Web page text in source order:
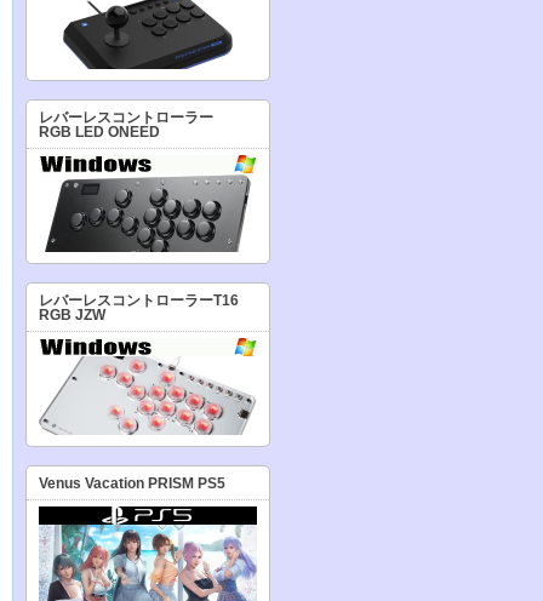
レバーレスコントローラー
RGB LED ONEED
レバーレスコントローラーT16
RGB JZW
Venus Vacation PRISM PS5